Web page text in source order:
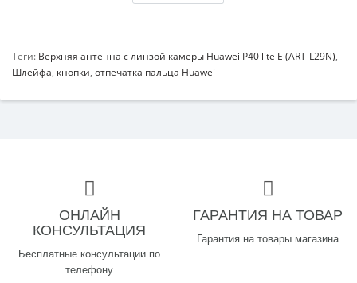
Теги: Верхняя антенна с линзой камеры Huawei P40 lite E (ART-L29N),
Шлейфа, кнопки, отпечатка пальца Huawei
ОНЛАЙН
КОНСУЛЬТАЦИЯ
Бесплатные консультации по
телефону
ГАРАНТИЯ НА ТОВАР
Гарантия на товары магазина